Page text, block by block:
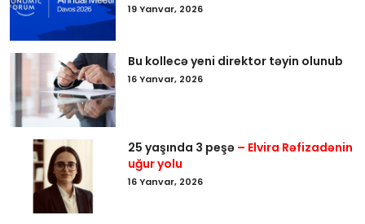
19 Yanvar, 2026
Bu kollecə yeni direktor təyin olunub
16 Yanvar, 2026
25 yaşında 3 peşə – Elvira Rəfizadənin
uğur yolu
16 Yanvar, 2026